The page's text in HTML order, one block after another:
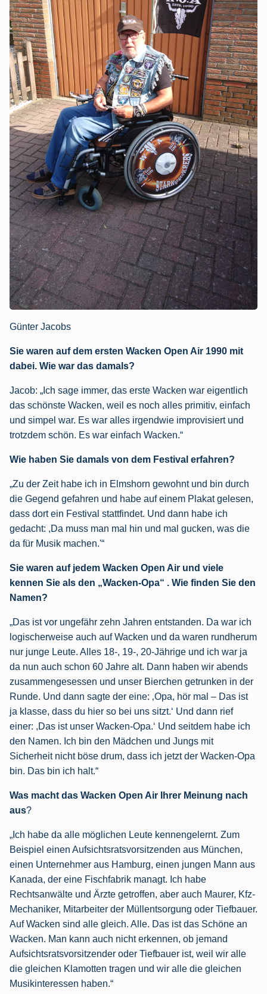
Günter Jacobs
Sie waren auf dem ersten Wacken Open Air 1990 mit
dabei. Wie war das damals?
Jacob: „Ich sage immer, das erste Wacken war eigentlich
das schönste Wacken, weil es noch alles primitiv, einfach
und simpel war. Es war alles irgendwie improvisiert und
trotzdem schön. Es war einfach Wacken.“
Wie haben Sie damals von dem Festival erfahren?
„Zu der Zeit habe ich in Elmshorn gewohnt und bin durch
die Gegend gefahren und habe auf einem Plakat gelesen,
dass dort ein Festival stattfindet. Und dann habe ich
gedacht: ,Da muss man mal hin und mal gucken, was die
da für Musik machen.'“
Sie waren auf jedem Wacken Open Air und viele
kennen Sie als den „Wacken-Opa“ . Wie finden Sie den
Namen?
„Das ist vor ungefähr zehn Jahren entstanden. Da war ich
logischerweise auch auf Wacken und da waren rundherum
nur junge Leute. Alles 18-, 19-, 20-Jährige und ich war ja
da nun auch schon 60 Jahre alt. Dann haben wir abends
zusammengesessen und unser Bierchen getrunken in der
Runde. Und dann sagte der eine: ‚Opa, hör mal – Das ist
ja klasse, dass du hier so bei uns sitzt.‘ Und dann rief
einer: ,Das ist unser Wacken-Opa.‘ Und seitdem habe ich
den Namen. Ich bin den Mädchen und Jungs mit
Sicherheit nicht böse drum, dass ich jetzt der Wacken-Opa
bin. Das bin ich halt.“
Was macht das Wacken Open Air Ihrer Meinung nach
aus?
„Ich habe da alle möglichen Leute kennengelernt. Zum
Beispiel einen Aufsichtsratsvorsitzenden aus München,
einen Unternehmer aus Hamburg, einen jungen Mann aus
Kanada, der eine Fischfabrik managt. Ich habe
Rechtsanwälte und Ärzte getroffen, aber auch Maurer, Kfz-
Mechaniker, Mitarbeiter der Müllentsorgung oder Tiefbauer.
Auf Wacken sind alle gleich. Alle. Das ist das Schöne an
Wacken. Man kann auch nicht erkennen, ob jemand
Aufsichtsratsvorsitzender oder Tiefbauer ist, weil wir alle
die gleichen Klamotten tragen und wir alle die gleichen
Musikinteressen haben.“